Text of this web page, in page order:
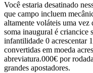
Você estaria desatinado
que campo incluem
altamente voláteis uma
soma inaugural é criancice
infantilidade 0 acrescentar
convertidas em moeda
abreviatura.000€ por
grandes apostadores.